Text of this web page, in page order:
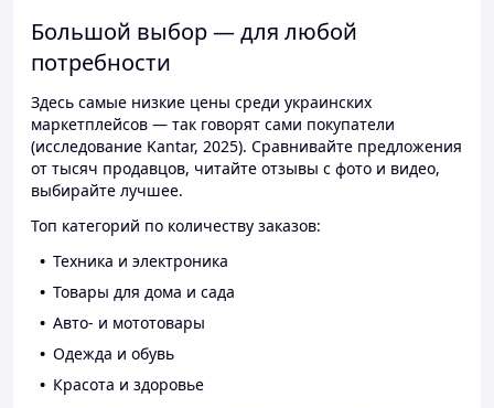
Большой выбор — для любой
потребности
Здесь самые низкие цены среди украинских
маркетплейсов — так говорят сами покупатели
(исследование Kantar, 2025). Сравнивайте предложения
от тысяч продавцов, читайте отзывы с фото и видео,
выбирайте лучшее.
Топ категорий по количеству заказов:
Техника и электроника
Товары для дома и сада
Авто- и мототовары
Одежда и обувь
Красота и здоровье